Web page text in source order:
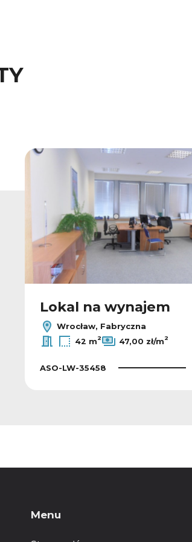
ulubionych
Lokal na wynajem
Wrocław, Fabryczna
42 m2 47,00 zł/m2
ASO-LW-35458
Menu